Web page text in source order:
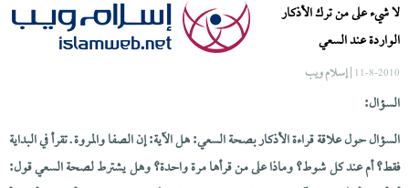
لا شيء على من ترك الأذكار
الواردة عند السعي
11-8-2010 | إسلام ويب
السؤال:
السؤال حول علاقة قراءة الأذكار بصحة السعي: هل الآية: إن الصفا والمروة ـ تقرأ في البداية
فقط؟ أم عند كل شوط؟ وماذا على من قرأها مرة واحدة؟ وهل يشترط لصحة السعي قول: